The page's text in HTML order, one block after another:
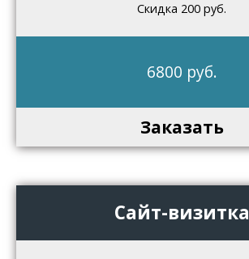
Скидка 200 руб.
6800 руб.
Заказать
Сайт-визитка